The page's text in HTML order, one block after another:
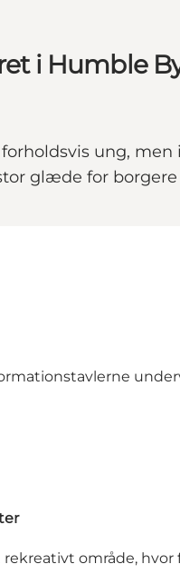
i Humble
ung,
glæde for borgere
område,